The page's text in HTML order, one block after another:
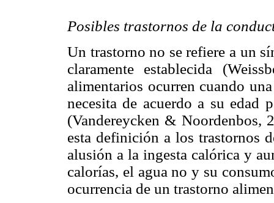
Posibles trastornos de la
Un trastorno no se refiere a un
claramente establecida
alimentarios ocurren cuando
necesita de acuerdo a su edad
(Vandereycken &
esta definición a los trastornos
alusión a la ingesta calórica y
calorías, el agua no y su
ocurrencia de un trastorno